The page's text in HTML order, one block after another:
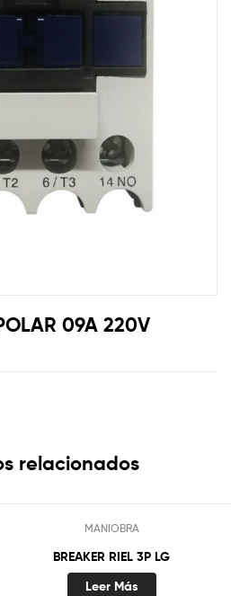
09A 220V
relacionados
MANIOBRA
BREAKER RIEL 3P LG
Leer Más